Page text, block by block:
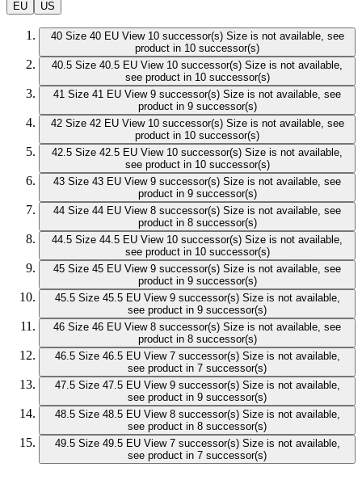
EU
US
40 Size 40 EU View 10 successor(s) Size is not available, see
product in 10 successor(s)
40.5 Size 40.5 EU View 10 successor(s) Size is not available,
see product in 10 successor(s)
41 Size 41 EU View 9 successor(s) Size is not available, see
product in 9 successor(s)
42 Size 42 EU View 10 successor(s) Size is not available, see
product in 10 successor(s)
42.5 Size 42.5 EU View 10 successor(s) Size is not available,
see product in 10 successor(s)
43 Size 43 EU View 9 successor(s) Size is not available, see
product in 9 successor(s)
44 Size 44 EU View 8 successor(s) Size is not available, see
product in 8 successor(s)
44.5 Size 44.5 EU View 10 successor(s) Size is not available,
see product in 10 successor(s)
45 Size 45 EU View 9 successor(s) Size is not available, see
product in 9 successor(s)
45.5 Size 45.5 EU View 9 successor(s) Size is not available,
see product in 9 successor(s)
46 Size 46 EU View 8 successor(s) Size is not available, see
product in 8 successor(s)
46.5 Size 46.5 EU View 7 successor(s) Size is not available,
see product in 7 successor(s)
47.5 Size 47.5 EU View 9 successor(s) Size is not available,
see product in 9 successor(s)
48.5 Size 48.5 EU View 8 successor(s) Size is not available,
see product in 8 successor(s)
49.5 Size 49.5 EU View 7 successor(s) Size is not available,
see product in 7 successor(s)